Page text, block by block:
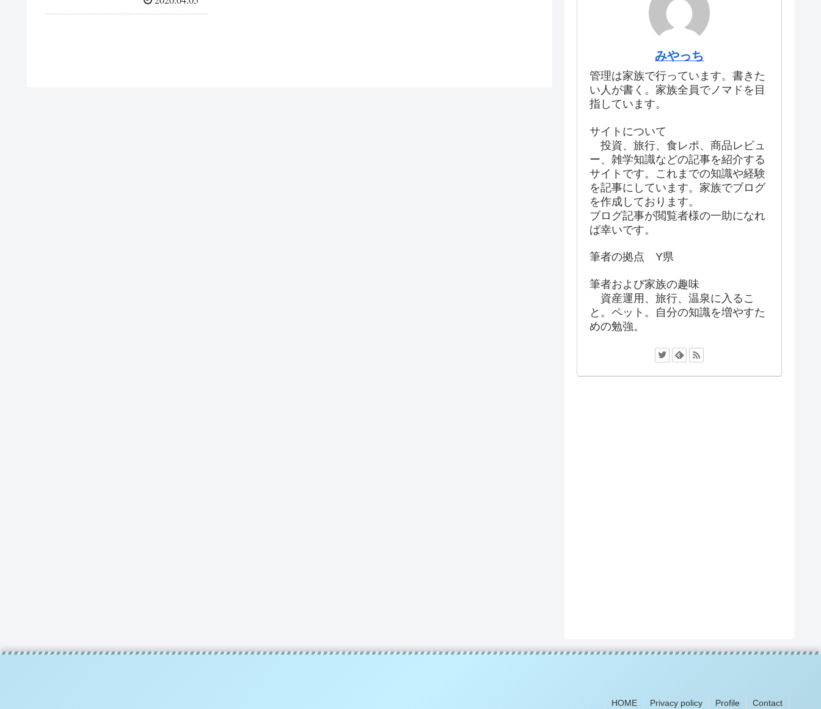
みやっち
管理は家族で行っています。書きた
い人が書く。家族全員でノマドを目
指しています。
サイトについて
投資、旅行、食レポ、商品レビュ
ー、雑学知識などの記事を紹介する
サイトです。これまでの知識や経験
を記事にしています。家族でブログ
を作成しております。
ブログ記事が閲覧者様の一助になれ
ば幸いです。
筆者の拠点 Y県
筆者および家族の趣味
資産運用、旅行、温泉に入るこ
と。ペット。自分の知識を増やすた
めの勉強。
HOME Privacy policy Profile Contact